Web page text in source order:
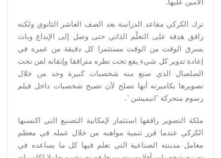
ترك الكركي مقاعد الدراسة بعد الصف العاشر الثانوي ولكنه
رافق هدفه على التعلّم الذاتي حتى وصل إلى الإبداع وبات
يسرق الوقت من الوقت مستثمرا كل دقيقة من عمره في
إعادة تدوير كل شيء يقع تحت نظره مترافقا وإتقانه لفن نحت
الصلصال الذي صنع منه شخصيات كبيرة وجد من خلال
تصويرها بكاميرته أنها تصلح لأن تصبح شخصيات داخل فيلم
رسوم متحركة "انيميشن ".
ملكة التصوير رافقها استثمار لإمكانية التصنيع التي اكتسبها
الكركي عندما قرر تنمية مواهبه من خلال عمله في معظم
معامل مدينته الصناعية التي تعلم فيها كل ما يساعده في